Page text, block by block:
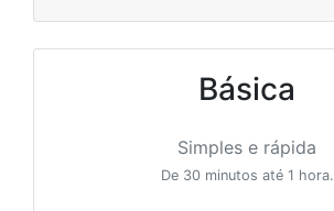
Básica
Simples e rápida
De 30 minutos até 1 hora.